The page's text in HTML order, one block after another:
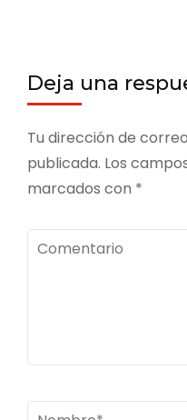
Deja una
Tu dirección de
publicada. Los
marcados con *
Comentario
Nombre*